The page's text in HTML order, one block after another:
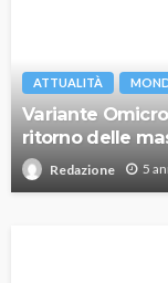
ATTUALITÀ
Variante
ritorno delle
Redazione 5